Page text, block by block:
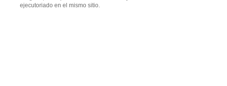
ejecutoriado en el mismo sitio.